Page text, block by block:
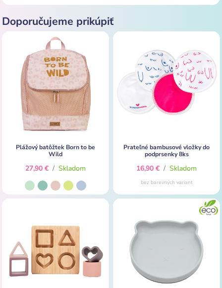
Doporučujeme prikúpiť
Plážový batôžtek Born to be
Wild
27,90 € / Skladom
Prateľné bambusové vložky do
podprsenky 8ks
16,90 € / Skladom
bez barevných variant